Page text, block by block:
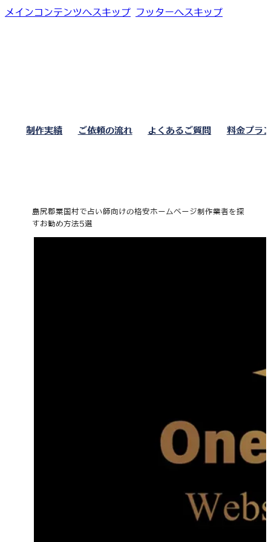
メインコンテンツへスキップ フッターへスキップ
制作実績 ご依頼の流れ よくあるご質問 料金プラ
島尻郡粟国村で占い師向けの格安ホームページ制作業者を探
すお勧め方法5選